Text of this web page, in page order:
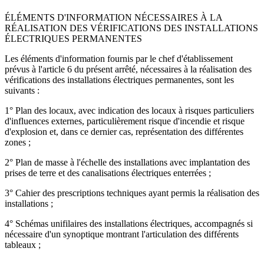
ÉLÉMENTS D'INFORMATION NÉCESSAIRES À LA
RÉALISATION DES VÉRIFICATIONS DES INSTALLATIONS
ÉLECTRIQUES PERMANENTES
Les éléments d'information fournis par le chef d'établissement
prévus à l'article 6 du présent arrêté, nécessaires à la réalisation des
vérifications des installations électriques permanentes, sont les
suivants :
1° Plan des locaux, avec indication des locaux à risques particuliers
d'influences externes, particulièrement risque d'incendie et risque
d'explosion et, dans ce dernier cas, représentation des différentes
zones ;
2° Plan de masse à l'échelle des installations avec implantation des
prises de terre et des canalisations électriques enterrées ;
3° Cahier des prescriptions techniques ayant permis la réalisation des
installations ;
4° Schémas unifilaires des installations électriques, accompagnés si
nécessaire d'un synoptique montrant l'articulation des différents
tableaux ;